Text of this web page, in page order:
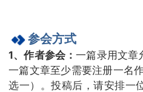
参会方式
1、作者参会：一篇录用文章
一篇文章至少需要注册一名
选一）。投稿后，请安排一